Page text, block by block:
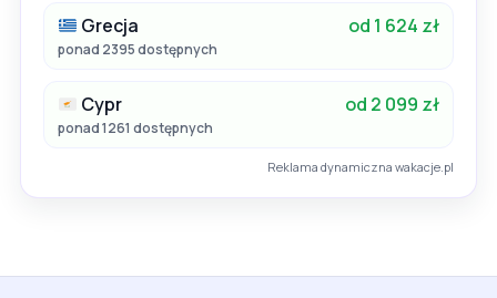
Grecja od 1 624 zł
ponad 2395 dostępnych
Cypr od 2 099 zł
ponad 1261 dostępnych
Reklama dynamiczna wakacje.pl